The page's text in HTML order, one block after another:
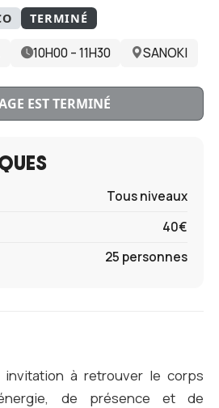
TERMINÉ
10H00 – 11H30 SANOKI
EST TERMINÉ
Tous niveaux
40€
25 personnes
à retrouver le corps
de présence et de